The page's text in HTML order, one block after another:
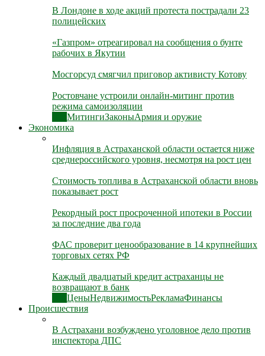
В Лондоне в ходе акций протеста пострадали 23
полицейских
«Газпром» отреагировал на сообщения о бунте
рабочих в Якутии
Мосгорсуд смягчил приговор активисту Котову
Ростовчане устроили онлайн-митинг против
режима самоизоляции
МитингиЗаконыАрмия и оружие
Экономика
Инфляция в Астраханской области остается ниже
среднероссийского уровня, несмотря на рост цен
Стоимость топлива в Астраханской области вновь
показывает рост
Рекордный рост просроченной ипотеки в России
за последние два года
ФАС проверит ценообразование в 14 крупнейших
торговых сетях РФ
Каждый двадцатый кредит астраханцы не
возвращают в банк
ЦеныНедвижимостьРекламаФинансы
Происшествия
В Астрахани возбуждено уголовное дело против
инспектора ДПС